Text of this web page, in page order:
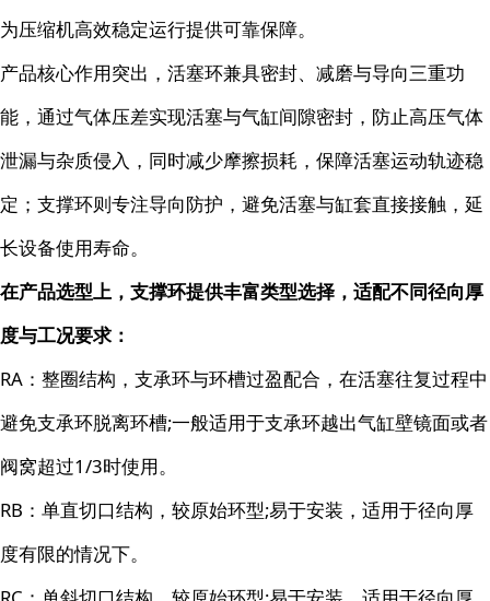
为压缩机高效稳定运行提供可靠保障。
产品核心作用突出，活塞环兼具密封、减磨与导向三重功
能，通过气体压差实现活塞与气缸间隙密封，防止高压气体
泄漏与杂质侵入，同时减少摩擦损耗，保障活塞运动轨迹稳
定；支撑环则专注导向防护，避免活塞与缸套直接接触，延
长设备使用寿命。
在产品选型上，支撑环提供丰富类型选择，适配不同径向厚
度与工况要求：
RA：整圈结构，支承环与环槽过盈配合，在活塞往复过程中
避免支承环脱离环槽;一般适用于支承环越出气缸壁镜面或者
阀窝超过1/3时使用。
RB：单直切口结构，较原始环型;易于安装，适用于径向厚
度有限的情况下。